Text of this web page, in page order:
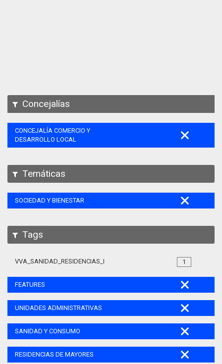
Concejalías
CONCEJALÍA COMERCIO Y
DESARROLLO LOCAL
Temáticas
SOCIEDAD Y BIENESTAR
Tags
1
VVA_SANIDAD_RESIDENCIAS_MAYORES_105
FEATURES
UNIDADES ADMINISTRATIVAS
SANIDAD Y CONSUMO
RESIDENCIAS DE MAYORES